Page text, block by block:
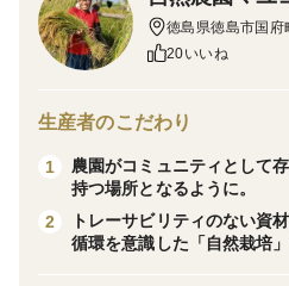
徳島県にて、栽培期間中、期
用せずに育てました。適度な
フランスパンや菓子パンなど
類になります。外国のフラン
専用の準強力粉もあります。
徳島県徳島市国府
20いいね
生産者のこだわり
1
農園がコミュニティとして
持つ場所となるように。
2
トレーサビリティのない資
循環を意識した「自然栽培」